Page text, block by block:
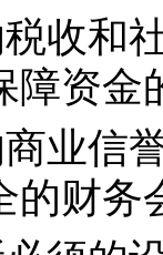
收和
障资金
业信
的财务